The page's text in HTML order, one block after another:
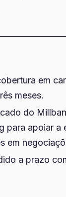
em
meses.
do
para apoiar a
em
a prazo